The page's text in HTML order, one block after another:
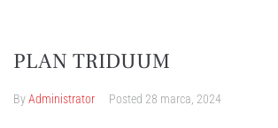
PLAN TRIDUUM
ByAdministrator Posted 28 marca, 2024